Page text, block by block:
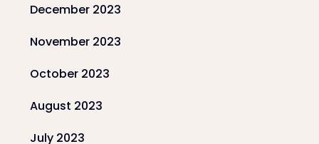
December 2023
November 2023
October 2023
August 2023
July 2023